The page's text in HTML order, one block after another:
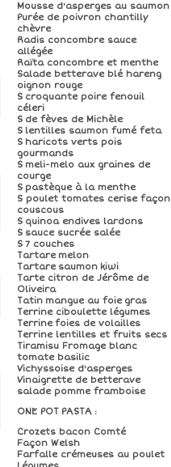
Mousse d'asperges au saumon
Purée de poivron chantilly
chèvre
Radis concombre sauce
allégée
Raïta concombre et menthe
Salade betterave blé hareng
oignon rouge
S croquante poire fenouil
céleri
S de fèves de Michèle
S lentilles saumon fumé feta
S haricots verts pois
gourmands
S meli-melo aux graines de
courge
S pastèque à la menthe
S poulet tomates cerise façon
couscous
S quinoa endives lardons
S sauce sucrée salée
S 7 couches
Tartare melon
Tartare saumon kiwi
Tarte citron de Jérôme de
Oliveira
Tatin mangue au foie gras
Terrine ciboulette légumes
Terrine foies de volailles
Terrine lentilles et fruits secs
Tiramisu Fromage blanc
tomate basilic
Vichyssoise d'asperges
Vinaigrette de betterave
salade pomme framboise
ONE POT PASTA :
Crozets bacon Comté
Façon Welsh
Farfalle crémeuses au poulet